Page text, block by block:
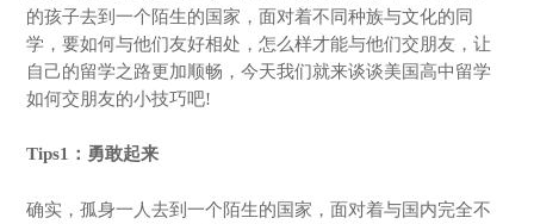
的孩子去到一个陌生的国家，面对着不同种族与文化的同
学，要如何与他们友好相处，怎么样才能与他们交朋友，让
自己的留学之路更加顺畅，今天我们就来谈谈美国高中留学
如何交朋友的小技巧吧!
Tips1：勇敢起来
确实，孤身一人去到一个陌生的国家，面对着与国内完全不